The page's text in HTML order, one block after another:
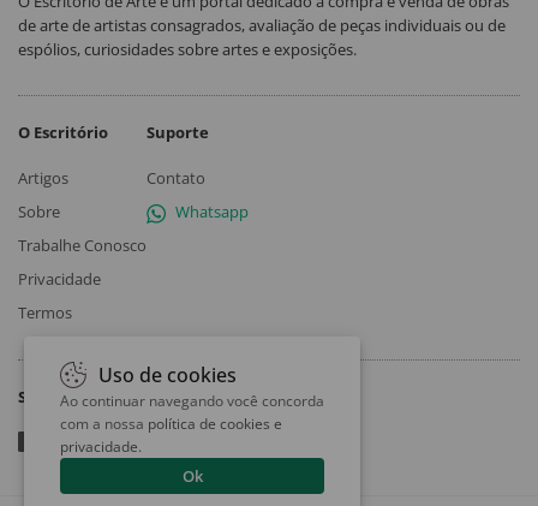
de arte de artistas consagrados, avaliação de peças individuais ou de
espólios, curiosidades sobre artes e exposições.
O Escritório
Artigos
Sobre
Trabalhe Conosco
Privacidade
Termos
Suporte
Contato
Whatsapp
Siga
Uso de cookies
Ao continuar navegando você concorda
com a nossa política de cookies e
privacidade.
Ok